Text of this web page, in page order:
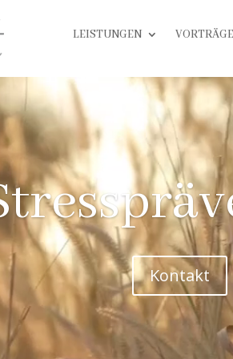
LEISTUNGEN VORTRÄGE
Kontakt